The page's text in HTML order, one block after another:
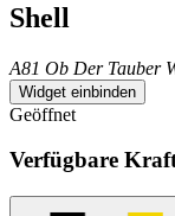
Shell
A81 Ob Der Tauber
Widget einbinden
Geöffnet
Verfügbare